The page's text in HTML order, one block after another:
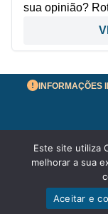
sua opinião?
INFORMAÇÕES
© 2026
Este site utiliza
melhorar a sua
Aceitar e